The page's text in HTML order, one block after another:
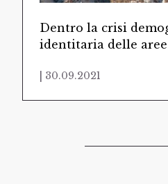
Dentro la crisi
identitaria delle
| 30.09.2021